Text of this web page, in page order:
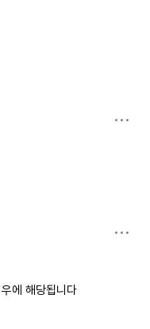
에 해당됩니다